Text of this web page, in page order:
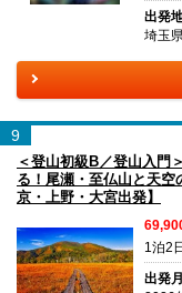
出発
埼玉
9
＜登山初級B／登山入門
る！尾瀬・至仏山と天
京・上野・大宮出発】
1泊2
出発月